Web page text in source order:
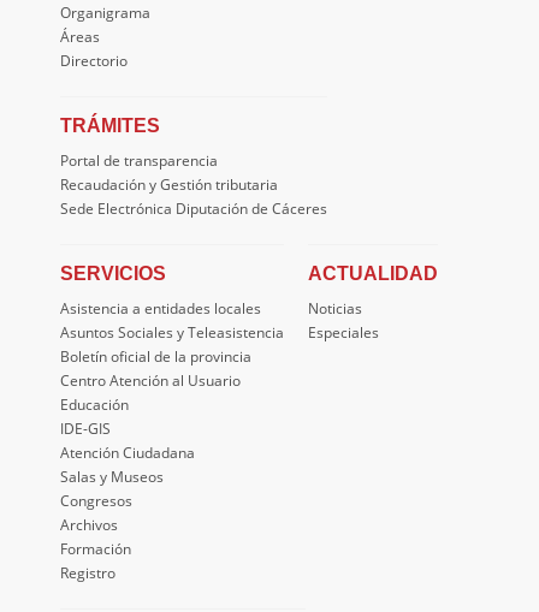
Organigrama
Áreas
Directorio
TRÁMITES
Portal de transparencia
Recaudación y Gestión tributaria
Sede Electrónica Diputación de Cáceres
SERVICIOS
Asistencia a entidades locales
Asuntos Sociales y Teleasistencia
Boletín oficial de la provincia
Centro Atención al Usuario
Educación
IDE-GIS
Atención Ciudadana
Salas y Museos
Congresos
Archivos
Formación
Registro
ACTUALIDAD
Noticias
Especiales